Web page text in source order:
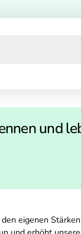
und
eigenen